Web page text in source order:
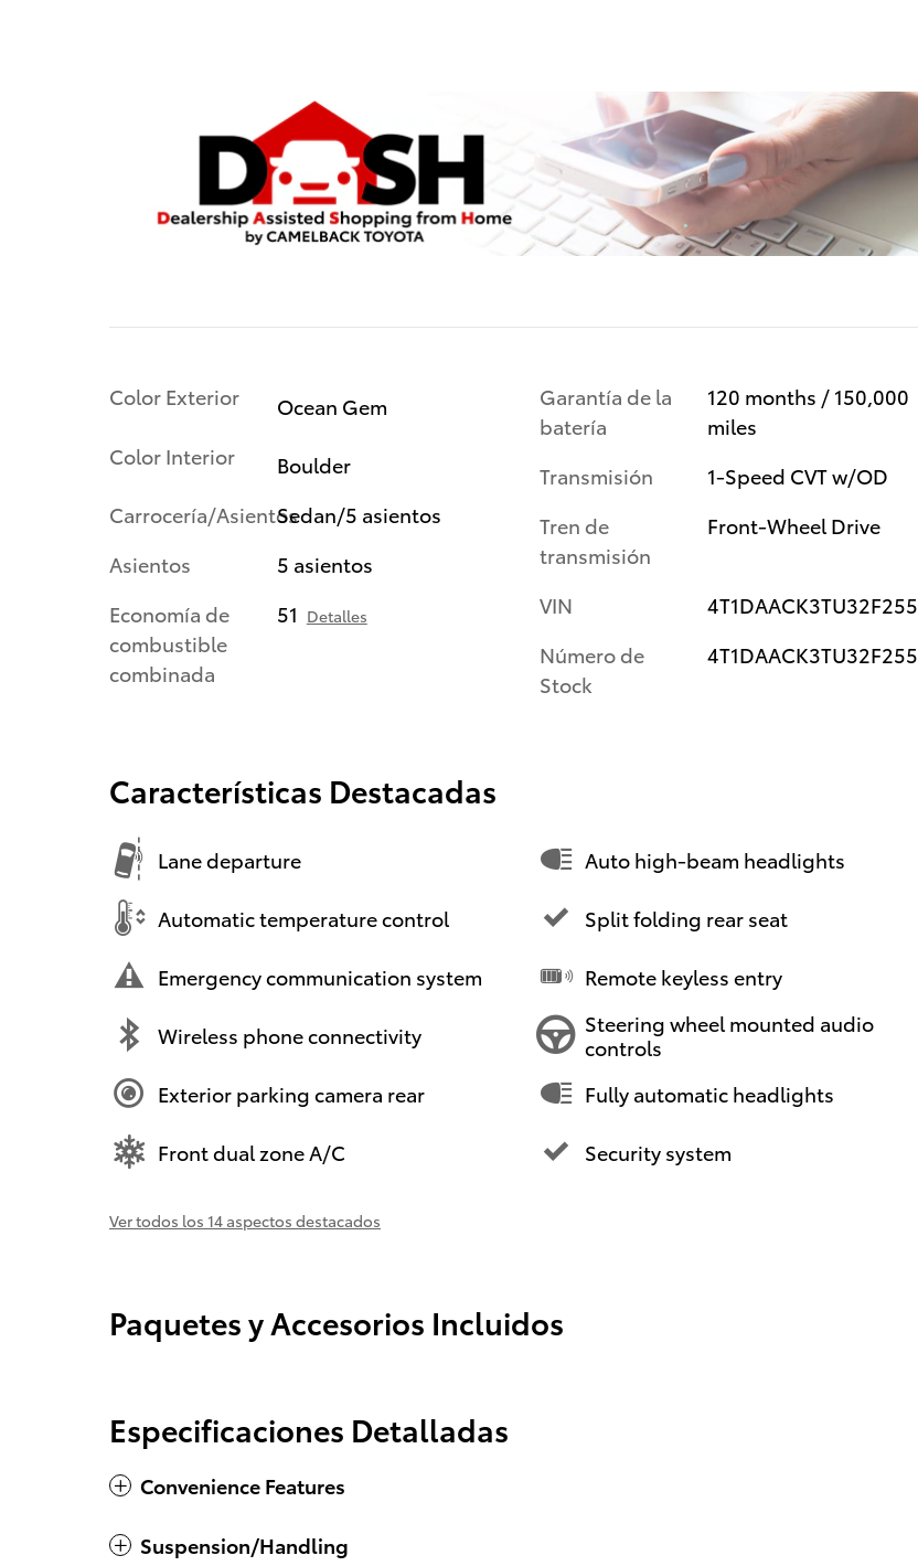
Color Exterior
Ocean Gem
Color Interior
Boulder
Carrocería/AsientosSedan/5 asientos
Asientos
5 asientos
Economía de
combustible
combinada
51 Detalles
Garantía de la
batería
120 months / 150,000
miles
Transmisión
1-Speed CVT w/OD
Tren de
transmisión
Front-Wheel Drive
VIN
4T1DAACK3TU32F255
Número de
Stock
4T1DAACK3TU32F255
Características Destacadas
Lane departure
Automatic temperature control
Emergency communication system
Wireless phone connectivity
Exterior parking camera rear
Front dual zone A/C
Auto high-beam headlights
Split folding rear seat
Remote keyless entry
Steering wheel mounted audio
controls
Fully automatic headlights
Security system
Ver todos los 14 aspectos destacados
Paquetes y Accesorios Incluidos
Especificaciones Detalladas
Convenience Features
Suspension/Handling